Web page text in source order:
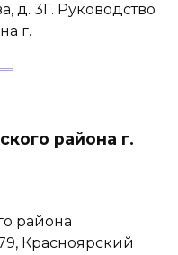
д. 3Г. Руководство
г.
района г.
района
Красноярский